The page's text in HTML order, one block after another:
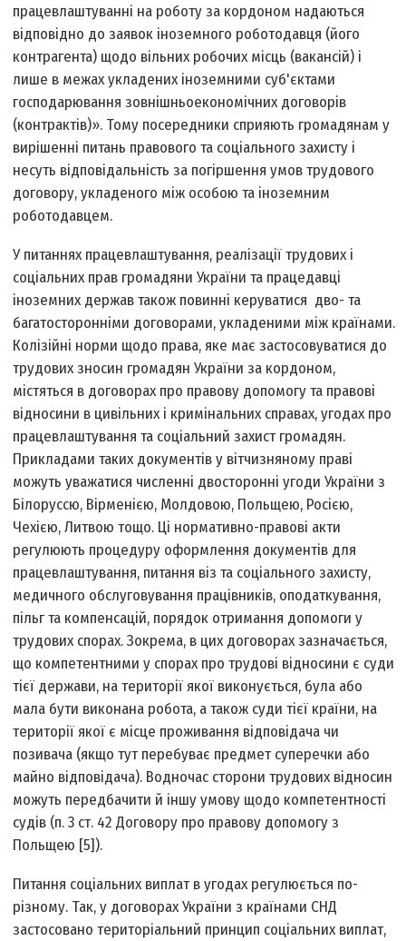
працевлаштуванні на роботу за кордоном надаються
відповідно до заявок іноземного роботодавця (його
контрагента) щодо вільних робочих місць (вакансій) і
лише в межах укладених іноземними суб'єктами
господарювання зовнішньоекономічних договорів
(контрактів)». Тому посередники сприяють громадянам у
вирішенні питань правового та соціального захисту і
несуть відповідальність за погіршення умов трудового
договору, укладеного між особою та іноземним
роботодавцем.
У питаннях працевлаштування, реалізації трудових і
соціальних прав громадяни України та працедавці
іноземних держав також повинні керуватися дво- та
багатосторонніми договорами, укладеними між країнами.
Колізійні норми щодо права, яке має застосовуватися до
трудових зносин громадян України за кордоном,
містяться в договорах про правову допомогу та правові
відносини в цивільних і кримінальних справах, угодах про
працевлаштування та соціальний захист громадян.
Прикладами таких документів у вітчизняному праві
можуть уважатися численні двосторонні угоди України з
Білоруссю, Вірменією, Молдовою, Польщею, Росією,
Чехією, Литвою тощо. Ці нормативно-правові акти
регулюють процедуру оформлення документів для
працевлаштування, питання віз та соціального захисту,
медичного обслуговування працівників, оподаткування,
пільг та компенсацій, порядок отримання допомоги у
трудових спорах. Зокрема, в цих договорах зазначається,
що компетентними у спорах про трудові відносини є суди
тієї держави, на території якої виконується, була або
мала бути виконана робота, а також суди тієї країни, на
території якої є місце проживання відповідача чи
позивача (якщо тут перебуває предмет суперечки або
майно відповідача). Водночас сторони трудових відносин
можуть передбачити й іншу умову щодо компетентності
судів (п. 3 ст. 42 Договору про правову допомогу з
Польщею [5]).
Питання соціальних виплат в угодах регулюється по-
різному. Так, у договорах України з країнами СНД
застосовано територіальний принцип соціальних виплат,